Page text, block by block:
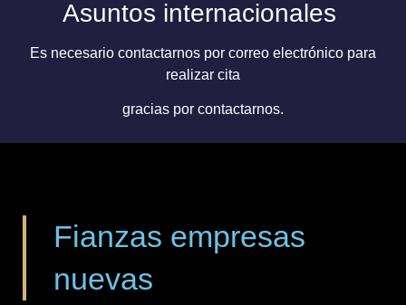
Asuntos internacionales
Es necesario contactarnos por correo electrónico para
realizar cita
gracias por contactarnos.
Fianzas empresas
nuevas